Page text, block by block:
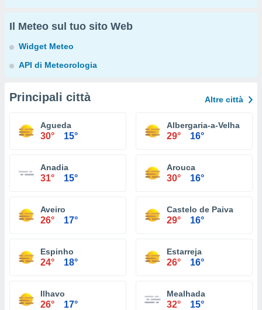
Il Meteo sul tuo sito Web
Widget Meteo
API di Meteorologia
Principali città Altre città
Agueda
30° 15°
Albergaria-a-Velha
29° 16°
Anadia
31° 15°
Arouca
30° 16°
Aveiro
26° 17°
Castelo de Paiva
29° 16°
Espinho
24° 18°
Estarreja
26° 16°
Ilhavo
26° 17°
Mealhada
32° 15°